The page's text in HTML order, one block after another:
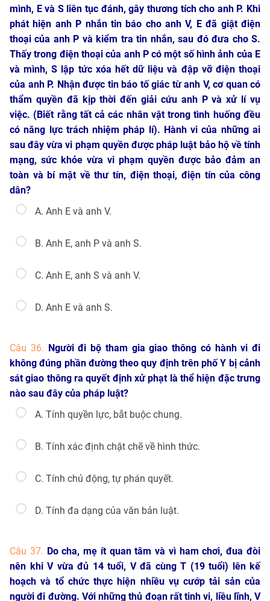
mình, E và S liên tục đánh, gây thương tích cho anh P. Khi
phát hiện anh P nhắn tin báo cho anh V, E đã giật điện
thoại của anh P và kiểm tra tin nhắn, sau đó đưa cho S.
Thấy trong điện thoại của anh P có một số hình ảnh của E
và mình, S lập tức xóa hết dữ liệu và đập vỡ điện thoại
của anh P. Nhận được tin báo tố giác từ anh V, cơ quan có
thẩm quyền đã kịp thời đến giải cứu anh P và xử lí vụ
việc. (Biết rằng tất cả các nhân vật trong tình huống đều
có năng lực trách nhiệm pháp lí). Hành vi của những ai
sau đây vừa vi phạm quyền được pháp luật bảo hộ về tính
mạng, sức khỏe vừa vi phạm quyền được bảo đảm an
toàn và bí mật về thư tín, điện thoại, điện tín của công
dân?
A. Anh E và anh V.
B. Anh E, anh P và anh S.
C. Anh E, anh S và anh V.
D. Anh E và anh S.
Câu 36. Người đi bộ tham gia giao thông có hành vi đi
không đúng phần đường theo quy định trên phố Y bị cảnh
sát giao thông ra quyết định xử phạt là thể hiện đặc trưng
nào sau đây của pháp luật?
A. Tính quyền lực, bắt buộc chung.
B. Tính xác định chặt chẽ về hình thức.
C. Tính chủ động, tự phán quyết.
D. Tính đa dạng của văn bản luật.
Câu 37. Do cha, mẹ ít quan tâm và vì ham chơi, đua đòi
nên khi V vừa đủ 14 tuổi, V đã cùng T (19 tuổi) lên kế
hoạch và tổ chức thực hiện nhiều vụ cướp tải sản của
người đi đường. Với những thủ đoạn rất tinh vi, liều lĩnh, V